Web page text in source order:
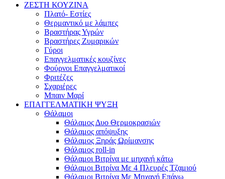
ΖΕΣΤΗ ΚΟΥΖΙΝΑ
Πλατό- Εστίες
Θερμαντικό με λάμπες
Βραστήρας Υγρών
Βραστήρες Ζυμαρικών
Γύροι
Επαγγελματικές κουζίνες
Φούρνοι Επαγγελματικοί
Φριτέζες
Σχαριέρες
Μπαιν Μαρί
ΕΠΑΓΓΕΛΜΑΤΙΚΗ ΨΥΞΗ
Θάλαμοι
Θάλαμος Δυο Θερμοκρασιών
Θάλαμος απόψυξης
Θάλαμος Ξηράς Ωρίμανσης
Θάλαμος roll-in
Θάλαμοι Βιτρίνα με μηχανή κάτω
Θάλαμοι Βιτρίνα Με 4 Πλευρές Τζαμιού
Θάλαμοι Βιτρίνα Με Μηχανή Επάνω